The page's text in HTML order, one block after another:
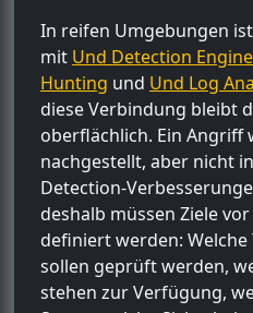
In reifen Umgebungen
mit Und Detection
Hunting und Und Log
diese Verbindung bleibt
oberflächlich. Ein Angriff
nachgestellt, aber nicht
Detection-
deshalb müssen Ziele
definiert werden: Welche
sollen geprüft werden,
stehen zur Verfügung,